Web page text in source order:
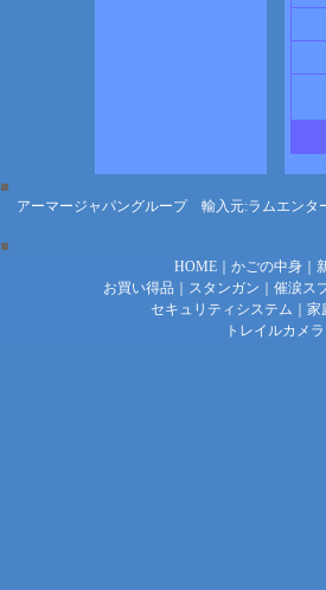
アーマージャパングループ 輸入元:ラムエンタ
HOME｜ かごの中身｜
お買い得品
スタンガン 催涙ス
セキュリティシステム
家
トレイルカメラ